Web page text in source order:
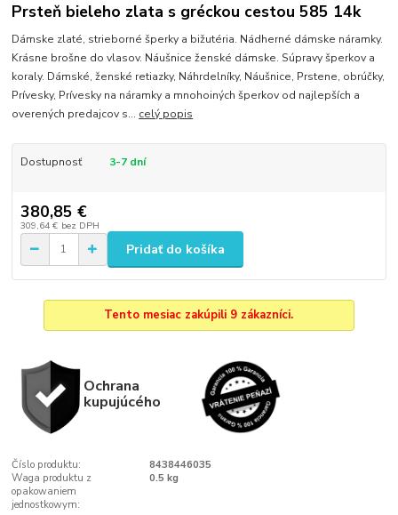
Prsteň bieleho zlata s gréckou cestou 585 14k
Dámske zlaté, strieborné šperky a bižutéria. Nádherné dámske náramky.
Krásne brošne do vlasov. Náušnice ženské dámske. Súpravy šperkov a
koraly. Dámské, ženské retiazky, Náhrdelníky, Náušnice, Prstene, obrúčky,
Prívesky, Prívesky na náramky a mnohoiných šperkov od najlepších a
overených predajcov s... celý popis
Dostupnosť 3-7 dní
380,85 €
309,64 € bez DPH
Pridať do košíka
Tento mesiac zakúpili 9 zákazníci.
Ochrana
kupujúcého
Číslo produktu:
8438446035
Waga produktu z
opakowaniem
jednostkowym:
0.5 kg